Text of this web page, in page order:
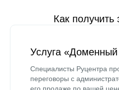
Как получить
Услуга «Доменный
Специалисты Руцентра
переговоры с